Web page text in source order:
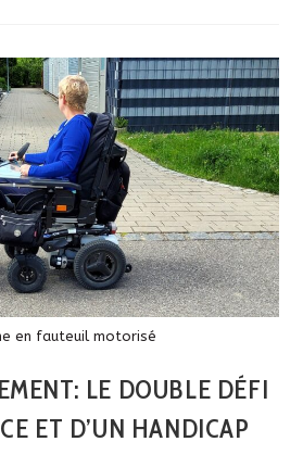
en fauteuil motorisé
LE DOUBLE DÉFI
ET D’UN HANDICAP